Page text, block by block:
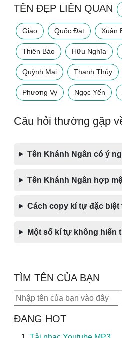
TÊN ĐẸP LIÊN QUAN
Giao Quốc Đạt Xuân
Thiên Bảo Hữu Nghĩa
Quỳnh Mai Thanh Thủy
Phương Vy Ngọc Yến
Câu hỏi thường gặp
Tên Khánh Ngân có ý
Tên Khánh Ngân hợp
Cách copy kí tự đặc biệt
Một số kí tự không hiển
TÌM TÊN CỦA BẠN
Tìm kiếm
ĐANG HOT